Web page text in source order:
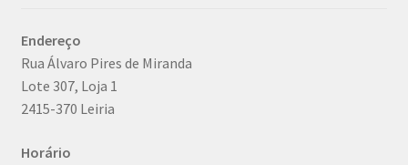
Endereço
Rua Álvaro Pires de Miranda
Lote 307, Loja 1
2415-370 Leiria
Horário